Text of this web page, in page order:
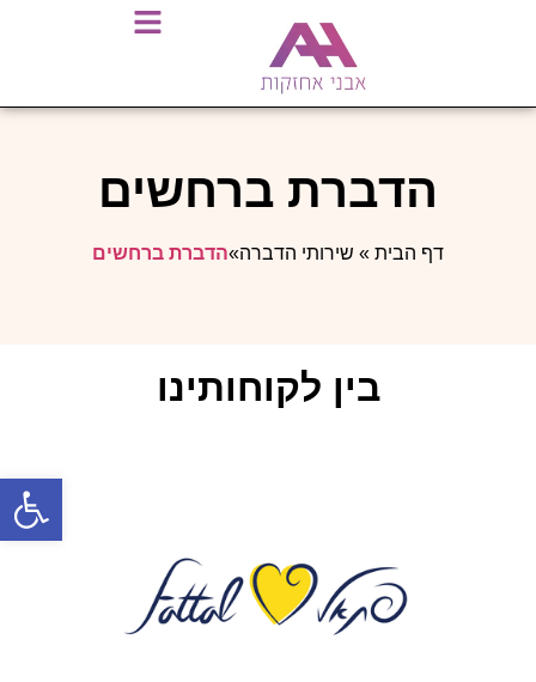
הדברת ברחשים
דף הבית » שירותי הדברה»הדברת ברחשים
בין לקוחותינו
פתח